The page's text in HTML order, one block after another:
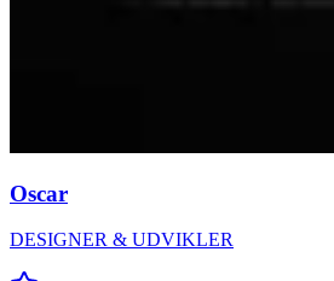
Oscar
DESIGNER & UDVIKLER